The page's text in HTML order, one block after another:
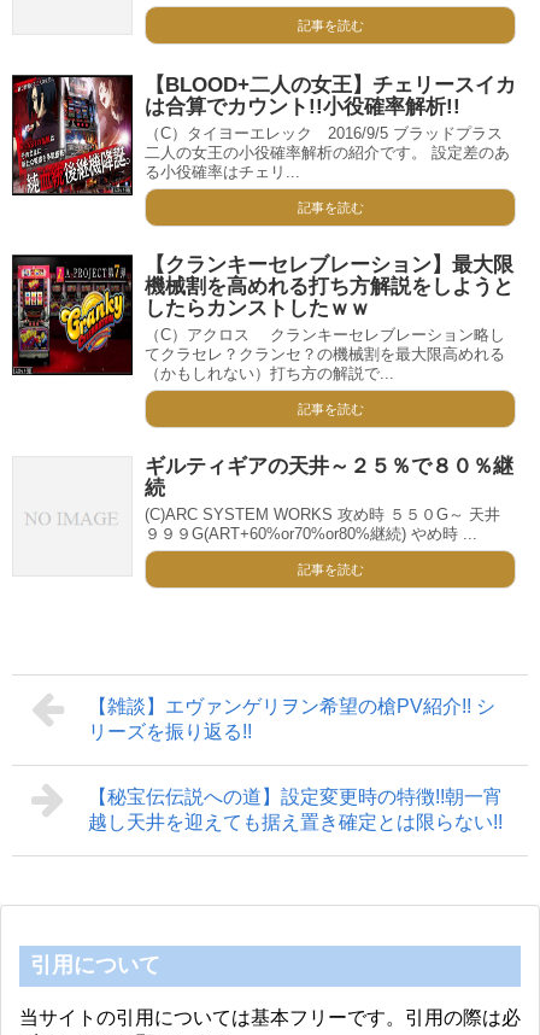
記事を読む
【BLOOD+二人の女王】チェリースイカ
は合算でカウント!!小役確率解析!!
（C）タイヨーエレック 2016/9/5 ブラッドプラス
二人の女王の小役確率解析の紹介です。 設定差のあ
る小役確率はチェリ...
記事を読む
【クランキーセレブレーション】最大限
機械割を高めれる打ち方解説をしようと
したらカンストしたｗｗ
（C）アクロス クランキーセレブレーション略し
てクラセレ？クランセ？の機械割を最大限高めれる
（かもしれない）打ち方の解説で...
記事を読む
ギルティギアの天井～２５％で８０％継
続
(C)ARC SYSTEM WORKS 攻め時 ５５０G～ 天井
９９９G(ART+60%or70%or80%継続) やめ時 ...
記事を読む
【雑談】エヴァンゲリヲン希望の槍PV紹介!! シ
リーズを振り返る!!
【秘宝伝伝説への道】設定変更時の特徴!!朝一宵
越し天井を迎えても据え置き確定とは限らない!!
引用について
当サイトの引用については基本フリーです。引用の際は必